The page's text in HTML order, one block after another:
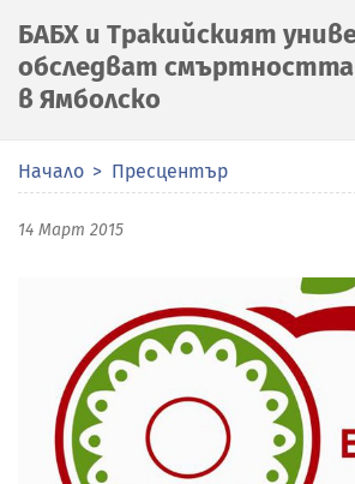
БАБХ и Тракийският
обследват
в Ямболско
Начало Пресцентър
14 Март 2015